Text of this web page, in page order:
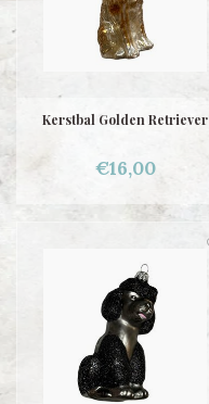
Kerstbal Golden Retriever
€16,00